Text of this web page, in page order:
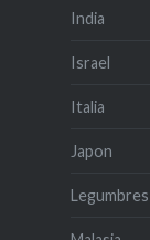
India
Israel
Italia
Japon
Legumbres